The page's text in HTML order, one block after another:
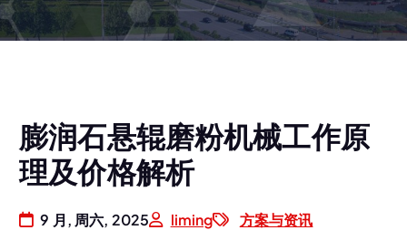
膨润石悬辊磨粉机械工作原
理及价格解析
9 月, 周六, 2025 liming 方案与资讯